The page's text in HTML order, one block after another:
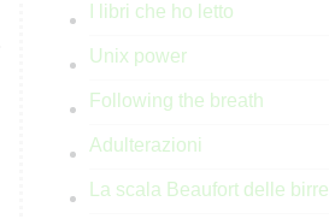
I libri che ho letto
Unix power
Following the breath
Adulterazioni
La scala Beaufort delle birre